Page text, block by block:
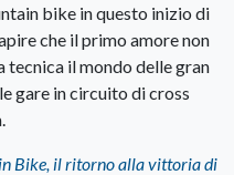
bike in questo inizio di
che il primo amore non
tecnica il mondo delle gran
gare in circuito di cross
Bike, il ritorno alla vittoria di